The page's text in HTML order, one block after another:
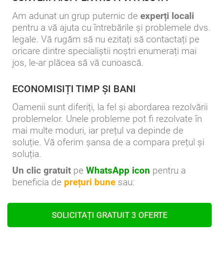
Am adunat un grup puternic de experți locali
pentru a vă ajuta cu întrebările și problemele dvs.
legale. Vă rugăm să nu ezitați să contactați pe
oricare dintre specialiștii noștri enumerați mai
jos, le-ar plăcea să vă cunoască.
ECONOMISIȚI TIMP ȘI BANI
Oamenii sunt diferiți, la fel și abordarea rezolvării
problemelor. Unele probleme pot fi rezolvate în
mai multe moduri, iar prețul va depinde de
soluție. Vă oferim șansa de a compara prețul și
soluția.
Un clic gratuit pe WhatsApp icon pentru a
beneficia de prețuri bune sau:
SOLICITAȚI GRATUIT 3 OFERTE